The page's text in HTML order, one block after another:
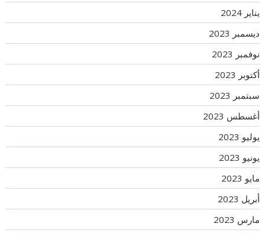
يناير 2024
ديسمبر 2023
نوفمبر 2023
أكتوبر 2023
سبتمبر 2023
أغسطس 2023
يوليو 2023
يونيو 2023
مايو 2023
أبريل 2023
مارس 2023